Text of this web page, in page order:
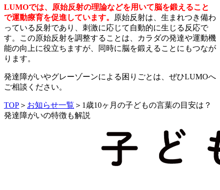
LUMOでは、原始反射の理論などを用いて脳を鍛えること
で運動療育を促進しています。 原始反射は、生まれつき備わ
っている反射であり、刺激に応じて自動的に生じる反応で
す。この原始反射を調整することは、カラダの発達や運動機
能の向上に役立ちますが、同時に脳を鍛えることにもつなが
ります。
発達障がいやグレーゾーンによる困りごとは、ぜひLUMOへ
ご相談ください。
TOP ＞ お知らせ一覧 ＞ 1歳10ヶ月の子どもの言葉の目安は？
発達障がいの特徴も解説